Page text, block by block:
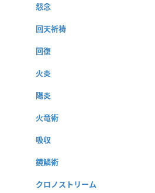
怨念
回天祈祷
回復
火炎
陽炎
火竜術
吸収
鏡鱗術
クロノストリーム